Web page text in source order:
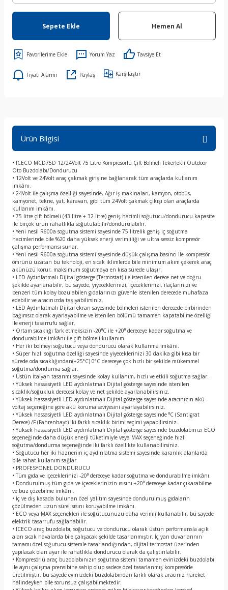
Sepete Ekle Hemen Al
Yorum Yaz Tavsiye Et
Fiyatı Alarmı Paylaş Karşılaştır
Ürün Bilgisi
• ICECO MCD75D 12/24Volt 75 Litre Kompresörlü Çift Bölmeli Tekerlekli Outdoor
Oto Buzdolabı/Dondurucu
• 12Volt ve 24Volt araç çakmak girişine bağlanarak tüm araçlarda kullanım
imkânı.
• 24Volt ile çalışma özelliği sayesinde, Ağır iş makinaları, kamyon, otobüs,
kamyonet, tekne, yat, karavan, gibi tüm 24Volt çakmak çıkışı olan araçlarda
kullanım imkânı.
• 75 litre çift bölmeli (43 litre + 32 litre) geniş hacimli soğutucu/dondurucu kapasite
ile birçok ürün rahatlıkla soğutulabilir/dondurulabilir.
• Yeni nesil R600a soğutma sistemi sayesinde 75 litrelik geniş iç soğutma
hacimlerinde bile %20 daha yüksek enerji verimliliği ve ultra sessiz kompresör
çalışma performansı sunar.
• Yeni nesil R600a soğutma sistemi sayesinde düşük çalışma basıncı ile kompresör
ömrünü uzatan bu teknoloji, en sıcak iklimlerde bile minimum akım çekerek araç
akünüzü korur, maksimum soğutmaya en kısa sürede ulaşır.
• LED Aydınlatmalı Dijital gösterge (Termostat) ile istenilen derece net ve doğru
şekilde ayarlanabilir, bu sayede, yiyeceklerinizi, içeceklerinizi, ilaçlarınızı ve
benzeri tüm kolay bozulabilen gıdalarınızı güvenle istenilen derecede muhafaza
edebilir ve aracınızda taşıyabilirsiniz.
• LED Aydınlatmalı Dijital ekran sayesinde bölmeleri istenilen derecede birbirinden
bağımsız olarak ayarlayabilme ve istenilen bölümü tamamen kapatabilme özelliği
ile enerji tasarrufu sağlar.
• Ortam sıcaklığı fark etmeksizin -20⁰C ile +20⁰ dereceye kadar soğutma ve
dondurabilme imkânı ile çift bölmeli kullanım.
• Her iki bölmeyi soğutucu veya dondurucu olarak kullanma imkânı.
• Süper hızlı soğutma özelliği sayesinde yiyeceklerinizi 30 dakika gibi kısa bir
sürede oda sıcaklığından(+25°C) 0°C dereceye çok hızlı bir şekilde mükemmel
soğutma/dondurma sağlar.
• Üstün İtalyan tasarımı sayesinde kolay kullanım, hızlı ve etkili soğutma sağlar.
• Yüksek hassasiyetli LED aydınlatmalı Dijital gösterge sayesinde istenilen
sıcaklık/soğukluk derecesi kolay ve net şekilde ayarlanabilirsiniz.
• Yüksek hassasiyetli LED aydınlatmalı Dijital gösterge sayesinde aracınızın akü
voltaj seçeneğine göre akü koruma seviyesini ayarlayabilirsiniz.
• Yüksek hassasiyetli LED aydınlatmalı Dijital gösterge sayesinde ⁰C (Santigrat
Derece) /F (Fahrenhayt) iki farklı sıcaklık birimi seçimi yapabilirsiniz.
• Yüksek hassasiyetli LED aydınlatmalı Dijital gösterge sayesinde buzdolabınızı ECO
seçeneğinde daha düşük enerji tüketimiyle veya MAX seçeneğinde hızlı
soğutma/dondurma seçeneğinde iki farklı özellikte kullanabilirsiniz.
• Soğutucu her iki haznenin iç aydınlatma sistemi sayesinde karanlık alanlarda
bile rahat kullanım sağlar.
• PROFESYONEL DONDURUCU
• Tüm gıda ve içeceklerinizi -20⁰ dereceye kadar soğutma ve dondurabilme imkânı.
• Dondurulmuş tüm gıda ve içeceklerinizin ısısını +20⁰ dereceye kadar çıkarabilme
ve buz çözebilme imkânı.
• İç ve dış kasada bulunan özel yalıtım sayesinde dondurulmuş gıdaların
çözülmeden uzun süre ısısını koruyabilme imkânı.
• ECO veya MAX seçenekleri ile soğutucunuzu daha verimli kullanabilir, bu sayede
elektrik tasarrufu sağlanabilir.
• ICECO araç buzdolabı, soğutucu ve dondurucu olarak üstün performansla açık
alan sıcak havalarda bile çalışacak şekilde tasarlanmıştır. İç yan duvarlarının
tamamı özel soğutucu sistemle tasarlandığından, dijital termostat üzerinden
yapılacak olan ayar ile rahatlıkla dondurucu olarak da çalıştırılabilir.
• Kompresörlü araç buzdolabınızın soğutma sistemi tamamen evinizdeki buzdolabı
ile aynı çalışma prensibine sahip olup sadece özel tasarlanmış kompresörle
üretilmiştir, bu sayede evinizdeki buzdolabından farklı olarak aracınız hareket
halindeyken bile sorunsuz çalışabilmektedir.